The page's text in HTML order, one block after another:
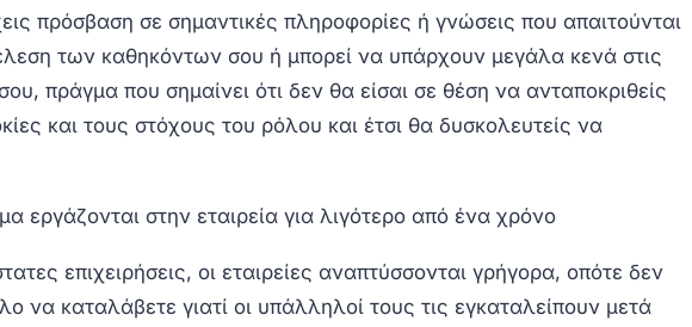
πρόσβαση σε σημαντικές πληροφορίες ή γνώσεις που απαιτούνται
των καθηκόντων σου ή μπορεί να υπάρχουν μεγάλα κενά στις
πράγμα που σημαίνει ότι δεν θα είσαι σε θέση να ανταποκριθείς
και τους στόχους του ρόλου και έτσι θα δυσκολευτείς να
εργάζονται στην εταιρεία για λιγότερο από ένα χρόνο
επιχειρήσεις, οι εταιρείες αναπτύσσονται γρήγορα, οπότε δεν
να καταλάβετε γιατί οι υπάλληλοί τους τις εγκαταλείπουν μετά